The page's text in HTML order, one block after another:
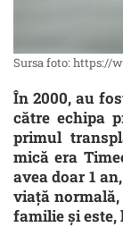
Sursa foto: https://
În 2000, au
către echipa
primul
mică era
avea doar 1
viață
familie și este,